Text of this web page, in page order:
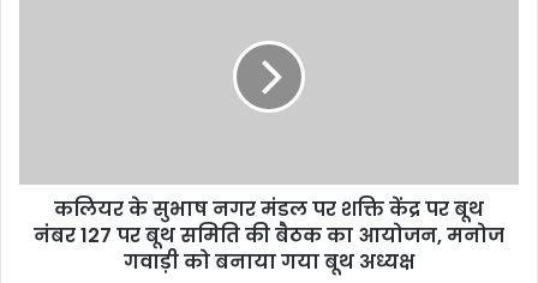
कलियर के सुभाष नगर मंडल पर शक्ति केंद्र पर बूथ
नंबर 127 पर बूथ समिति की बैठक का आयोजन, मनोज
गवाड़ी को बनाया गया बूथ अध्यक्ष